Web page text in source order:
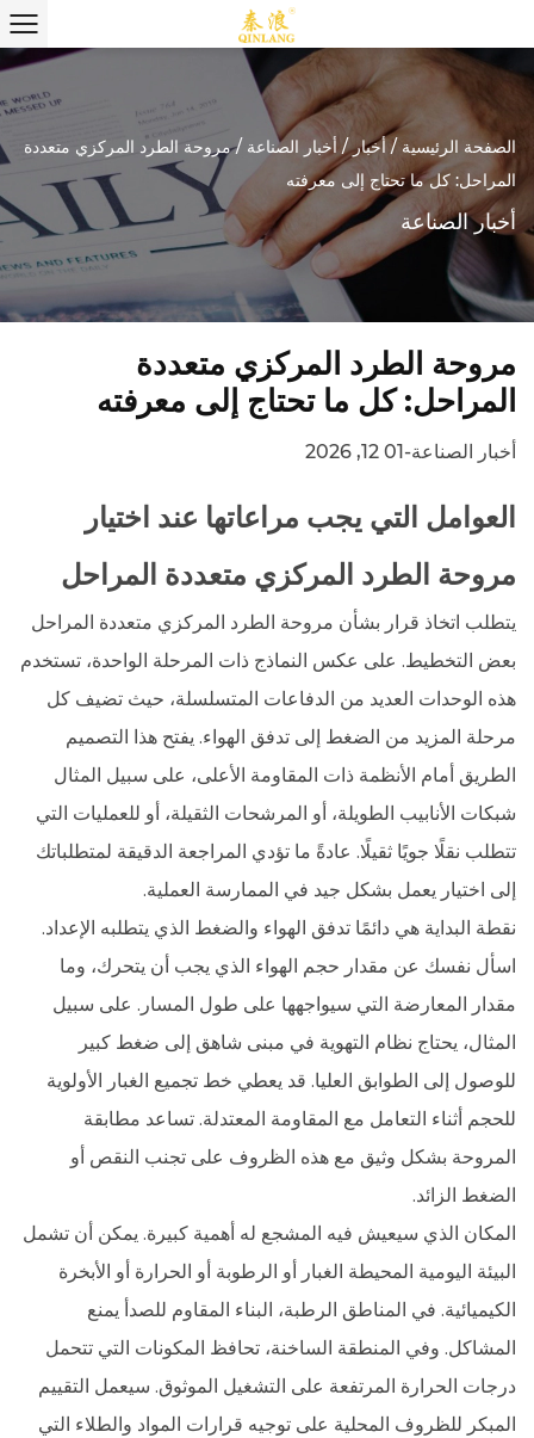
الصفحة الرئيسية / أخبار/ أخبار الصناعة /مروحة الطرد المركزي متعددة
المراحل: كل ما تحتاج إلى معرفته
أخبار الصناعة
مروحة الطرد المركزي متعددة
المراحل: كل ما تحتاج إلى معرفته
أخبار الصناعة-
01 12, 2026
العوامل التي يجب مراعاتها عند اختيار
مروحة الطرد المركزي متعددة المراحل
يتطلب اتخاذ قرار بشأن مروحة الطرد المركزي متعددة المراحل
بعض التخطيط. على عكس النماذج ذات المرحلة الواحدة، تستخدم
هذه الوحدات العديد من الدفاعات المتسلسلة، حيث تضيف كل
مرحلة المزيد من الضغط إلى تدفق الهواء. يفتح هذا التصميم
الطريق أمام الأنظمة ذات المقاومة الأعلى، على سبيل المثال
شبكات الأنابيب الطويلة، أو المرشحات الثقيلة، أو للعمليات التي
تتطلب نقلًا جويًا ثقيلًا. عادةً ما تؤدي المراجعة الدقيقة لمتطلباتك
إلى اختيار يعمل بشكل جيد في الممارسة العملية.
نقطة البداية هي دائمًا تدفق الهواء والضغط الذي يتطلبه الإعداد.
اسأل نفسك عن مقدار حجم الهواء الذي يجب أن يتحرك، وما
مقدار المعارضة التي سيواجهها على طول المسار. على سبيل
المثال، يحتاج نظام التهوية في مبنى شاهق إلى ضغط كبير
للوصول إلى الطوابق العليا. قد يعطي خط تجميع الغبار الأولوية
للحجم أثناء التعامل مع المقاومة المعتدلة. تساعد مطابقة
المروحة بشكل وثيق مع هذه الظروف على تجنب النقص أو
الضغط الزائد.
المكان الذي سيعيش فيه المشجع له أهمية كبيرة. يمكن أن تشمل
البيئة اليومية المحيطة الغبار أو الرطوبة أو الحرارة أو الأبخرة
الكيميائية. في المناطق الرطبة، البناء المقاوم للصدأ يمنع
المشاكل. وفي المنطقة الساخنة، تحافظ المكونات التي تتحمل
درجات الحرارة المرتفعة على التشغيل الموثوق. سيعمل التقييم
المبكر للظروف المحلية على توجيه قرارات المواد والطلاء التي